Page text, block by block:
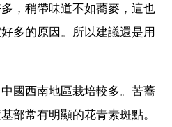
，稍帶味道不如蕎麥，這也
多的原因。所以建議還是用
國西南地區栽培較多。苦蕎
部常有明顯的花青素斑點。